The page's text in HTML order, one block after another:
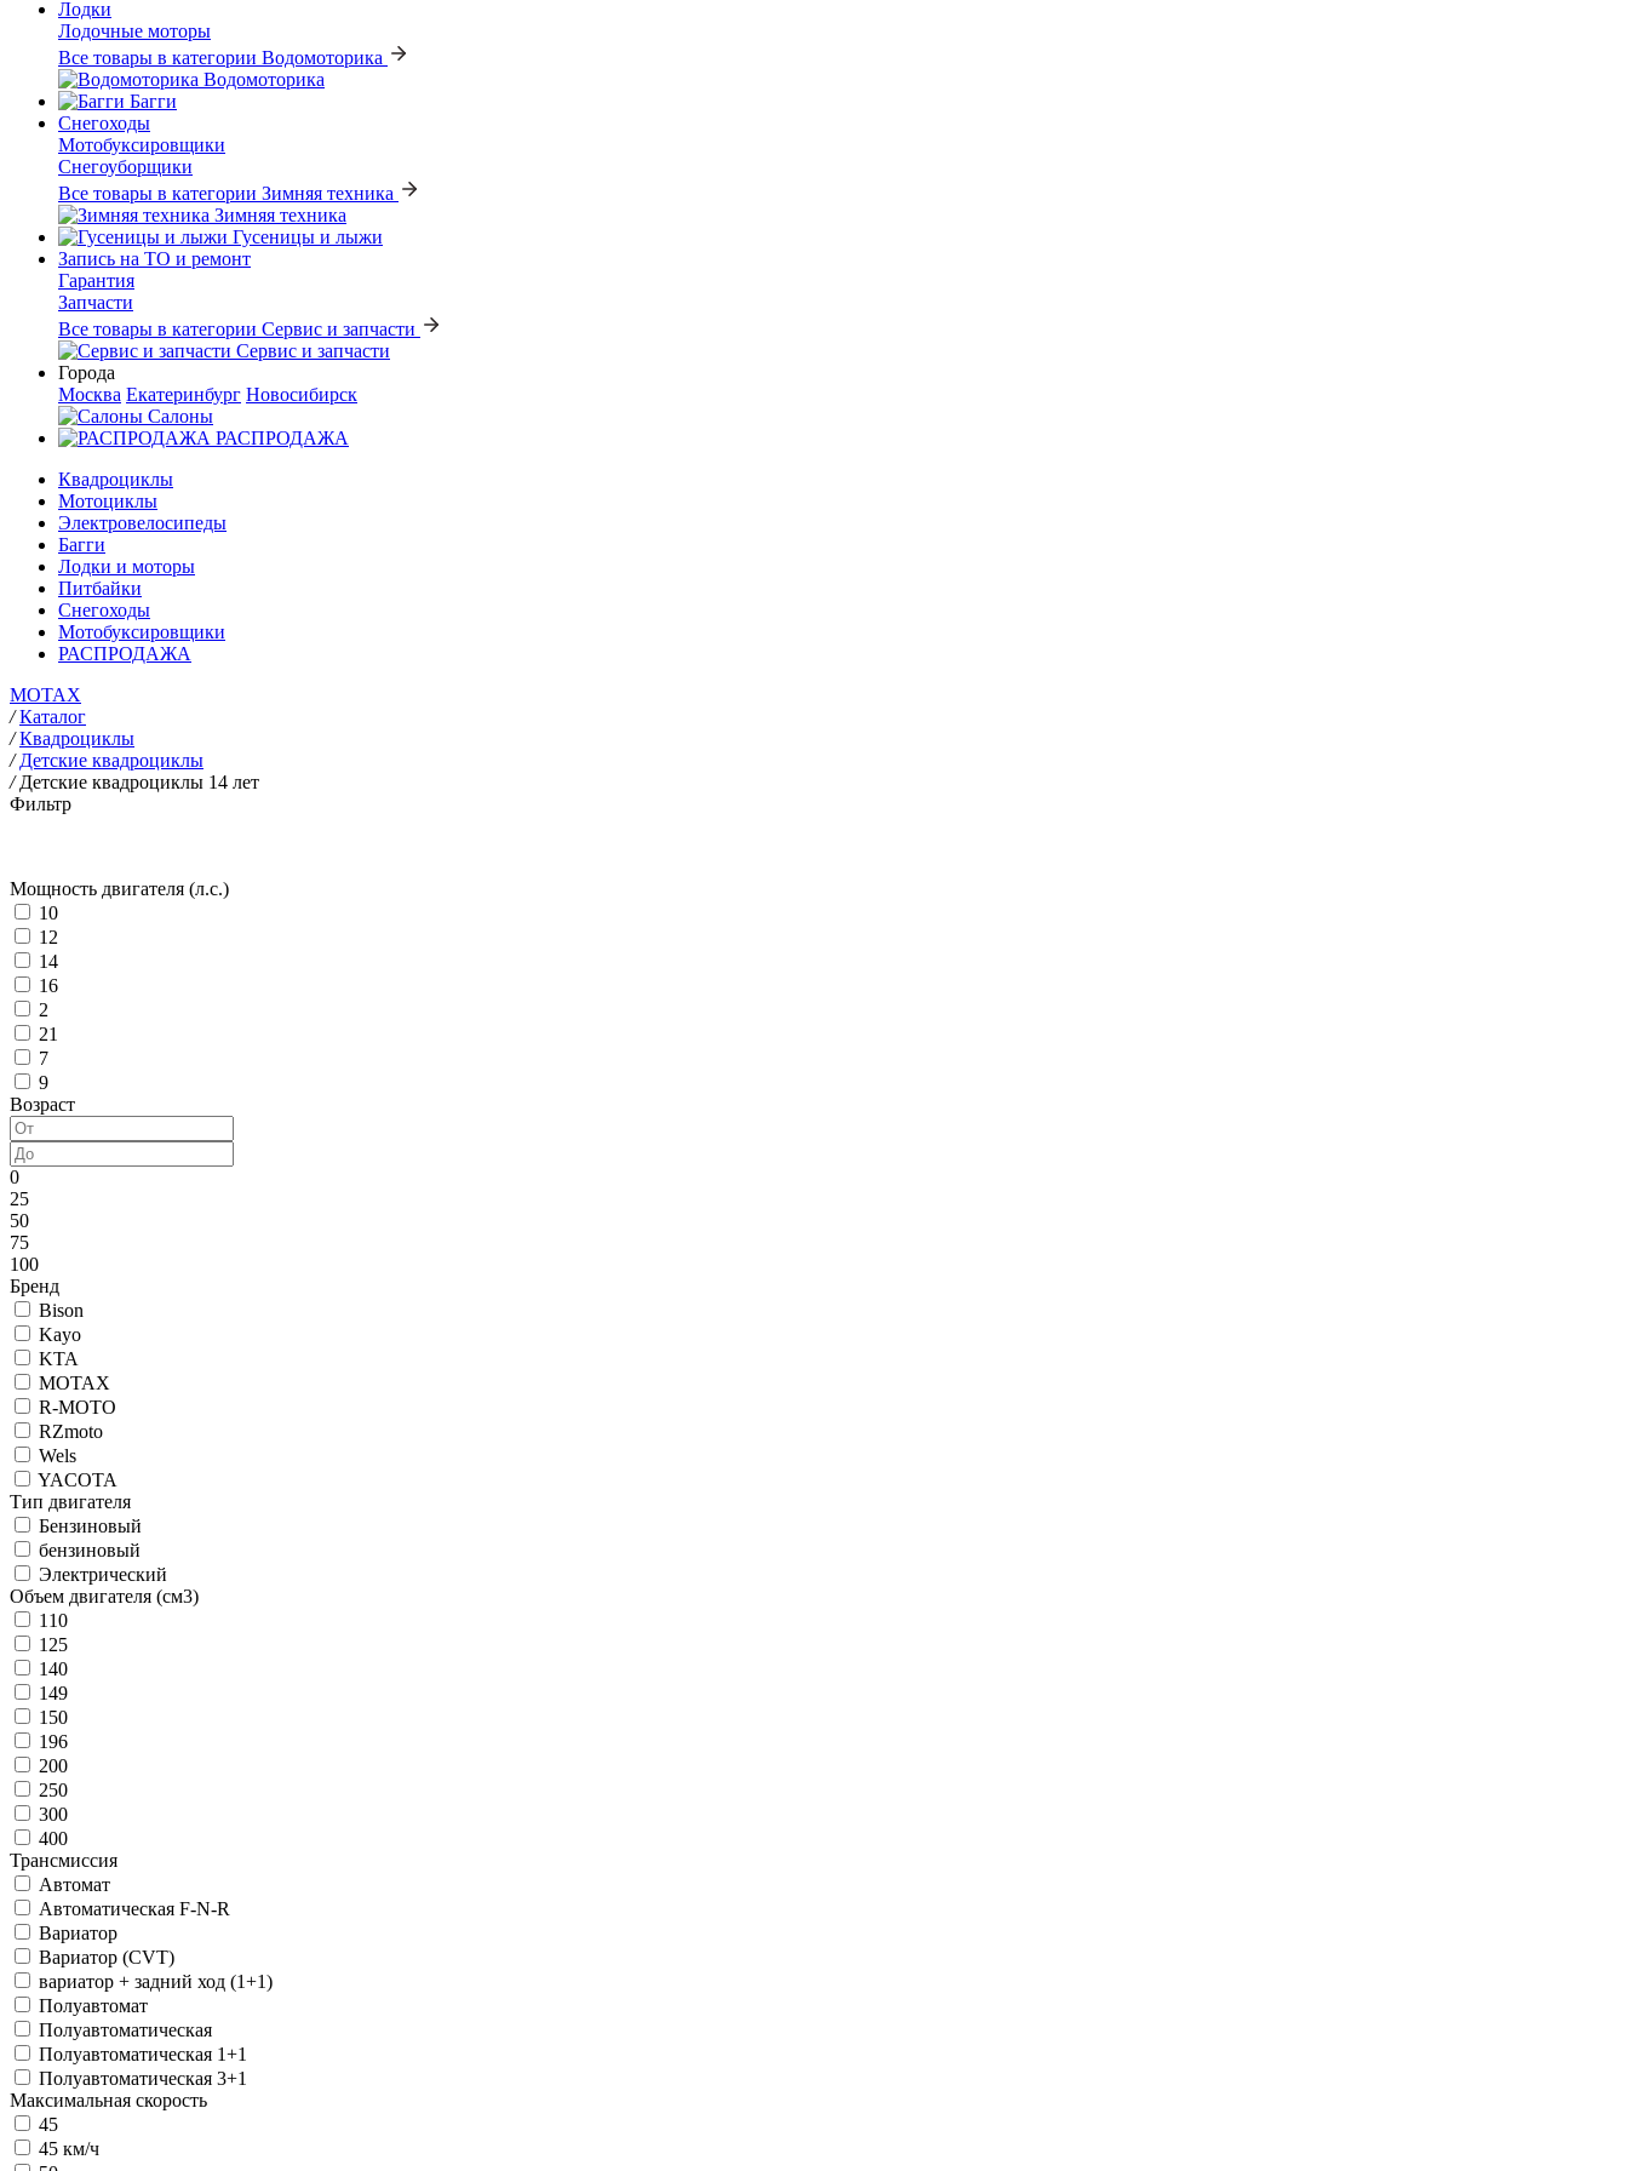
Лодки
Лодочные моторы
Все товары в категории Водомоторика
Водомоторика
Багги
Снегоходы
Мотобуксировщики
Снегоуборщики
Все товары в категории Зимняя техника
Зимняя техника
Гусеницы и лыжи
Запись на ТО и ремонт
Гарантия
Запчасти
Все товары в категории Сервис и запчасти
Сервис и запчасти
Города
Москва Екатеринбург Новосибирск
Салоны
РАСПРОДАЖА
Квадроциклы
Мотоциклы
Электровелосипеды
Багги
Лодки и моторы
Питбайки
Снегоходы
Мотобуксировщики
РАСПРОДАЖА
MOTAX
/ Каталог
/ Квадроциклы
/ Детские квадроциклы
/ Детские квадроциклы 14 лет
Фильтр
Мощность двигателя (л.с.)
10
12
14
16
2
21
7
9
Возраст
0
25
50
75
100
Бренд
Bison
Kayo
KTA
MOTAX
R-MOTO
RZmoto
Wels
YACOTA
Тип двигателя
Бензиновый
бензиновый
Электрический
Объем двигателя (см3)
110
125
140
149
150
196
200
250
300
400
Трансмиссия
Автомат
Автоматическая F-N-R
Вариатор
Вариатор (CVT)
вариатор + задний ход (1+1)
Полуавтомат
Полуавтоматическая
Полуавтоматическая 1+1
Полуавтоматическая 3+1
Максимальная скорость
45
45 км/ч